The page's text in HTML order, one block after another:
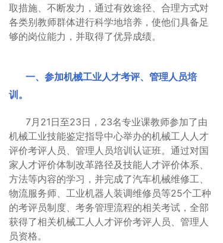
取措施、不断发力，通过有效途径、合理方式对
各类别教师群体进行科学地培养，使他们具备足
够的岗位能力，并取得了优异成绩。
一、参加机械工业人才考评、管理人员培
训。
7月21日至23日，23名专业课教师参加了由
机械工业技能鉴定指导中心举办的机械工人人才
评价考评人员、管理人员培训认证班。通过对国
家人才评价体制改革路径及技能人才评价体系、
方法等内容的学习，并完成了汽车机械维修工、
物流服务师、工业机器人装调维修员等25个工种
的考评员制度、考务管理流程的相关考试，全部
获得了相关机械工人人才评价考评人员、管理人
员资格。